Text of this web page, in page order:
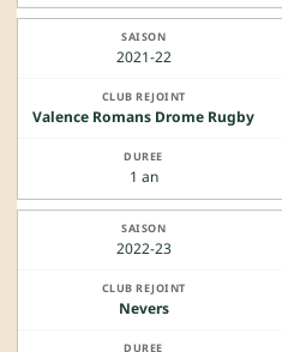
2021-22
Valence Romans Drome Rugby
1 an
2022-23
Nevers